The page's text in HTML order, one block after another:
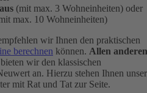
(mit max. 3 Wohneinheiten) oder
max. 10 Wohneinheiten)
wir Ihnen den praktischen
berechnen können. Allen anderen
bieten wir den klassischen
an. Hierzu stehen Ihnen
mit Rat und Tat zur Seite.